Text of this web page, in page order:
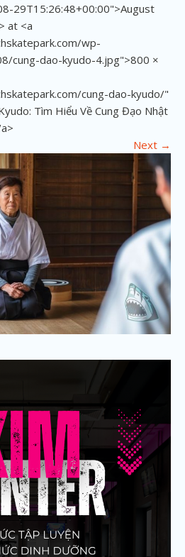
29T15:26:48+00:00">August
at <a
wp-
cung-dao-kyudo-4.jpg">800 ×
cung-dao-kyudo/"
Tìm Hiểu Về Cung Đạo Nhật
Next →